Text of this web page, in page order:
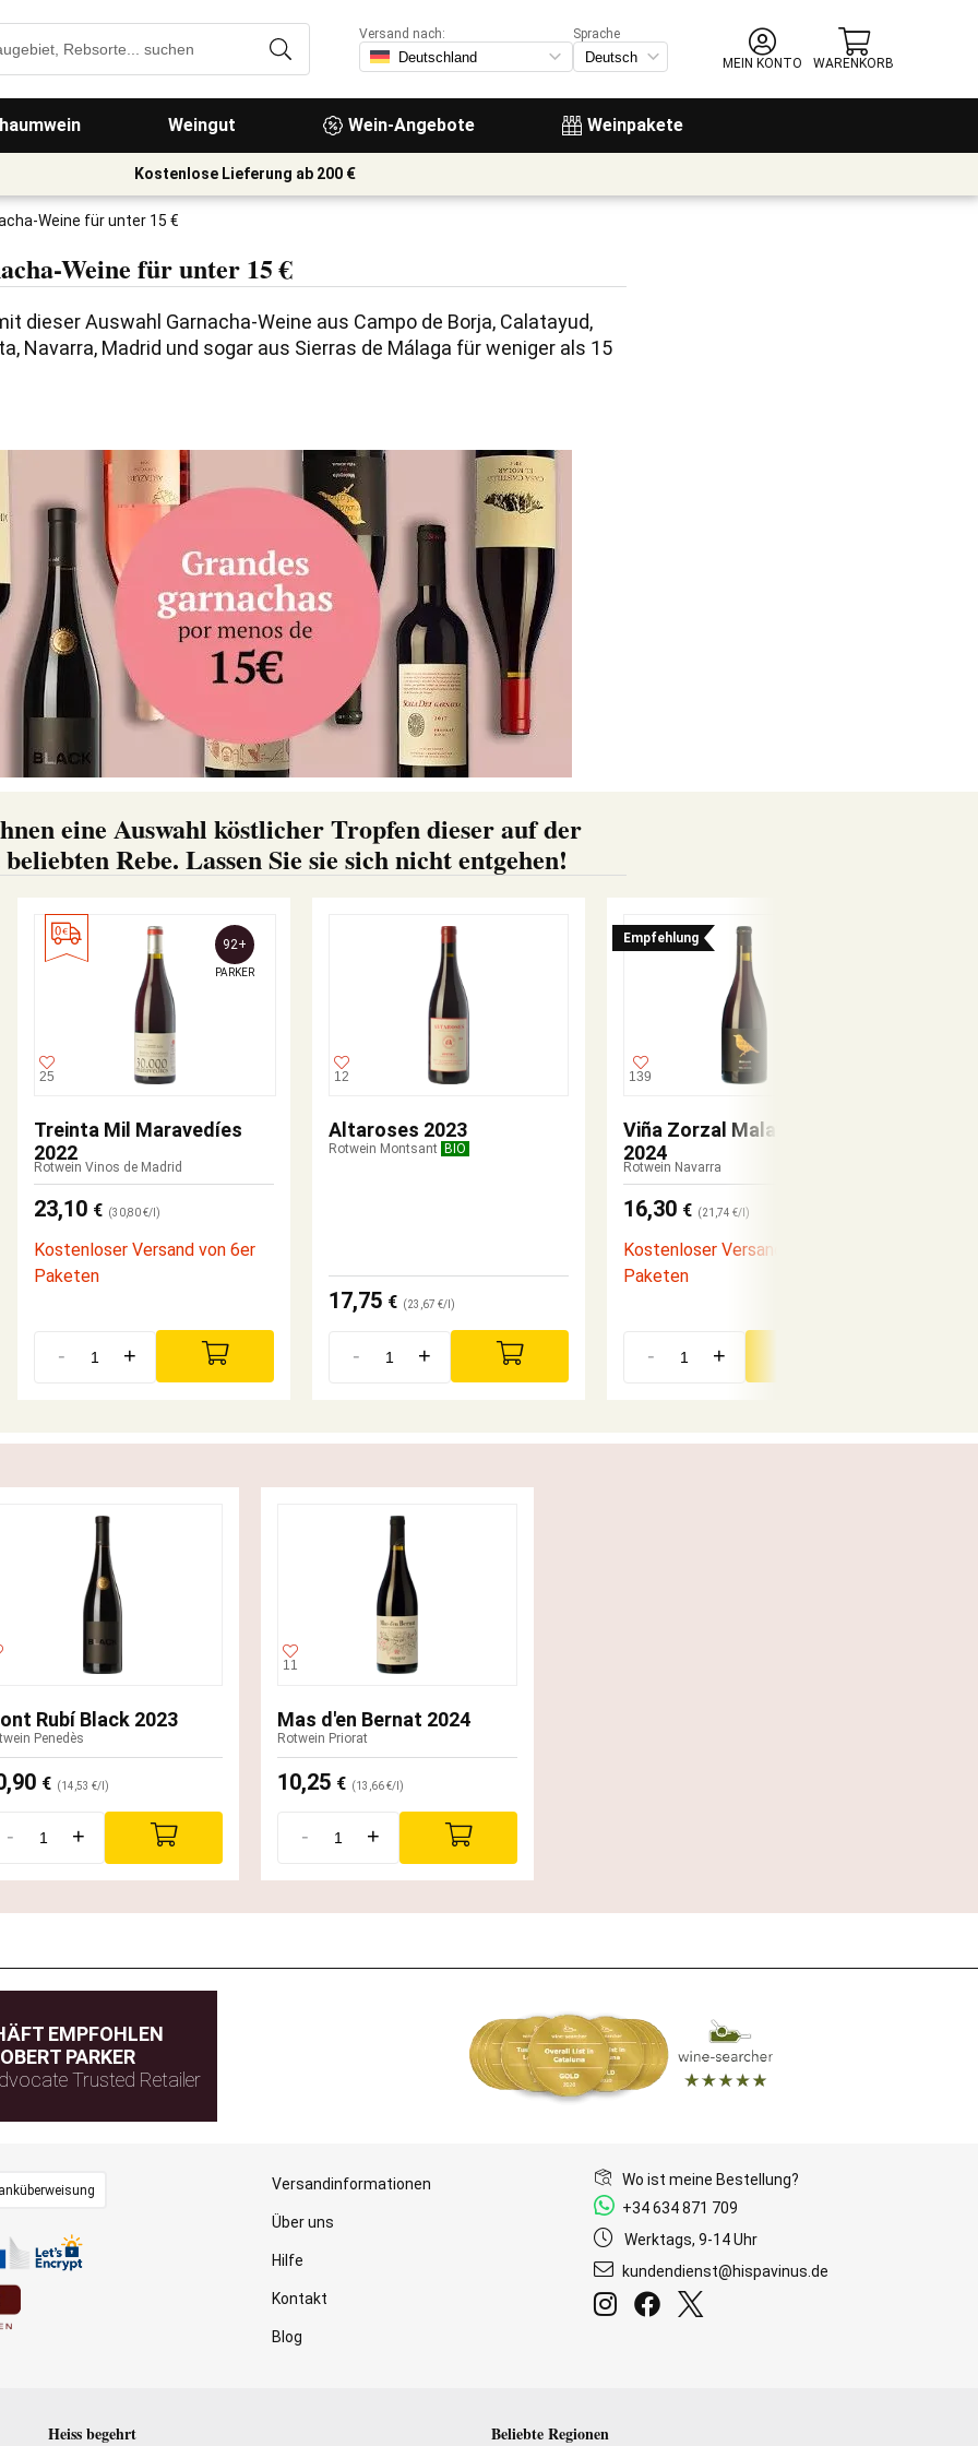
Weingut Wein-Angebote Weinpakete
Versand nach:
Sprache
MEIN KONTO
WARENKORB
Kostenlose Lieferung ab 200 €
Weine für unter 15 €
Weine für unter 15 €
dieser Auswahl Garnacha-Weine aus Campo de Borja, Calatayud,
Navarra, Madrid und sogar aus Sierras de Málaga für weniger als 15
eine Auswahl köstlicher Tropfen dieser auf der
Rebe. Lassen Sie sie sich nicht entgehen!
25
92+
PARKER
Treinta Mil Maravedíes
2022
Rotwein Vinos de Madrid
23,10 € (30,80 €/l)
Kostenloser Versand von 6er
Paketen
- +
12
Altaroses 2023
Rotwein Montsant BIO
17,75 € (23,67 €/l)
- +
Empfehlung
139
Viña Zorzal Malayeto
2024
Rotwein Navarra
16,30 € (21,74 €/l)
Kostenloser Versand von 6er
Paketen
- +
Rubí Black 2023
Penedès
€ (14,53 €/l)
- +
11
Mas d'en Bernat 2024
Rotwein Priorat
10,25 € (13,66 €/l)
- +
EMPFOHLEN
PARKER
Trusted Retailer
Versandinformationen
Über uns
Hilfe
Kontakt
Blog
Wo ist meine Bestellung?
+34 634 871 709
Werktags, 9-14 Uhr
kundendienst@hispavinus.de
Heiss begehrt Beliebte Regionen